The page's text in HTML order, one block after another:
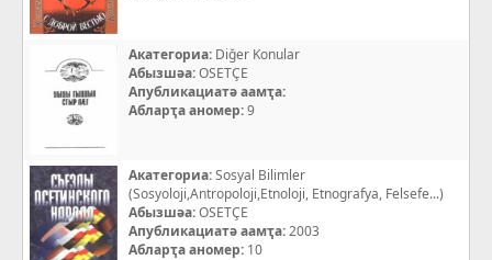
Акатегориа: Diğer Konular
Абызшәа:OSETÇE
Апубликациатә аамҭа:
Абларҭа аномер:9
Акатегориа:Sosyal Bilimler
(Sosyoloji,Antropoloji,Etnoloji, Etnografya, Felsefe...)
Абызшәа:OSETÇE
Апубликациатә аамҭа:2003
Абларҭа аномер: 10